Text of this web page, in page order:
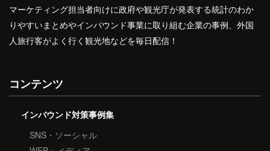
マーケティング担当者向けに政府や観光庁が発表する統計のわか
りやすいまとめやインバウンド事業に取り組む企業の事例、外国
人旅行客がよく行く観光地などを毎日配信！
コンテンツ
インバウンド対策事例集
SNS・ソーシャル